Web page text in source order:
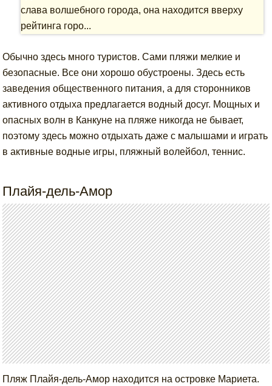
слава волшебного города, она находится вверху
рейтинга горо...
Обычно здесь много туристов. Сами пляжи мелкие и
безопасные. Все они хорошо обустроены. Здесь есть
заведения общественного питания, а для сторонников
активного отдыха предлагается водный досуг. Мощных и
опасных волн в Канкуне на пляже никогда не бывает,
поэтому здесь можно отдыхать даже с малышами и играть
в активные водные игры, пляжный волейбол, теннис.
Плайя-дель-Амор
Пляж Плайя-дель-Амор находится на островке Мариета.